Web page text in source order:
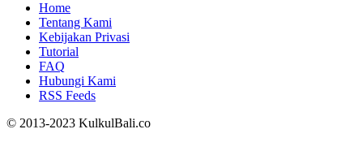
Home
Tentang Kami
Kebijakan Privasi
Tutorial
FAQ
Hubungi Kami
RSS Feeds
© 2013-2023 KulkulBali.co